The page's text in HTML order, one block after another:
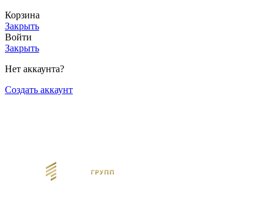
Корзина
Закрыть
Войти
Закрыть
Нет аккаунта?
Создать аккаунт